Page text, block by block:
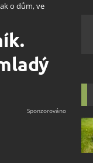
o dům, ve